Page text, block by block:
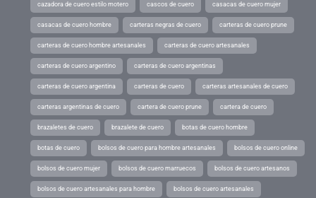
cazadora de cuero estilo motero cascos de cuero casacas de cuero mujer
casacas de cuero hombre carteras negras de cuero carteras de cuero prune
carteras de cuero hombre artesanales carteras de cuero artesanales
carteras de cuero argentino carteras de cuero argentinas
carteras de cuero argentina carteras de cuero carteras artesanales de cuero
carteras argentinas de cuero cartera de cuero prune cartera de cuero
brazaletes de cuero brazalete de cuero botas de cuero hombre
botas de cuero bolsos de cuero para hombre artesanales bolsos de cuero online
bolsos de cuero mujer bolsos de cuero marruecos bolsos de cuero artesanos
bolsos de cuero artesanales para hombre bolsos de cuero artesanales